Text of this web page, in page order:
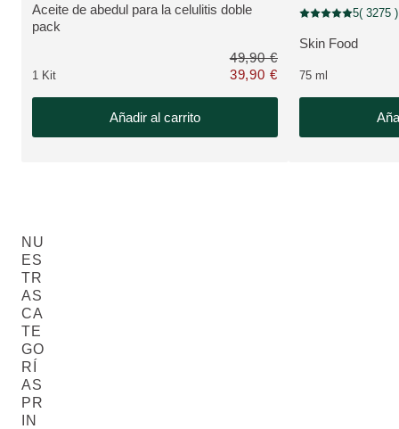
VER PRODUCTO:
Aceite de abedul para la celulitis doble
pack
1 Kit
49,90 €
39,90 €
Añadir al carrito
VER
Skin Food
Puntuación: 5 / 5
5( 3275 )
75 ml
NU
ES
TR
AS
CA
TE
GO
RÍ
AS
PR
IN